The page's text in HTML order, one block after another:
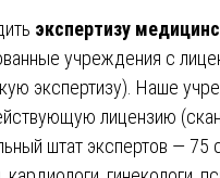
экспертизу
учреждения с
экспертизу). Наше
лицензию
штат экспертов — 75